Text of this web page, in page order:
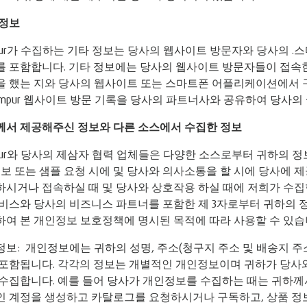
보
가 수집하는 기타 정보는 당사의 웹사이트 방문자와 당사의 .
포함합니다. 기타 정보에는 당사의 웹사이트 방문자들이 접
했는 지와 당사의 웹사이트 또는 스마트폰 어플리케이션에서
웹사이트 방문 기록을 당사의 파트너사와 공유하여 당사
서 제공해주신 정보와 다른 소스에서 수집한 정보
와 당사의 제삼자 협력 업체들은 다양한 소스로부터 귀하의
또는 샘플 요청 시에 및 당사와 의사소통을 할 시에 당사에
시거나 접속하실 때 및 당사와 상호작용 하실 때에 저희가 수
스와 당사의 비즈니스 파트너를 포함한 제 3자로부터 귀하의
여 본 개인정보 보호정책에 명시된 목적에 따라 사용할 수 있습
보: 개인정보에는 귀하의 성명, 주소(청구지 주소 및 배송지
함됩니다. 각각의 정보는 개별적인 개인정보이며 귀하가 당
집합니다. 예를 들어 당사가 개인정보를 수집하는 때는 귀하
계정을 생성하고 카탈로그를 요청하시거나 구독하고, 상품